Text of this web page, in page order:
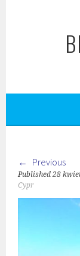
Previous
Published28
Cypr